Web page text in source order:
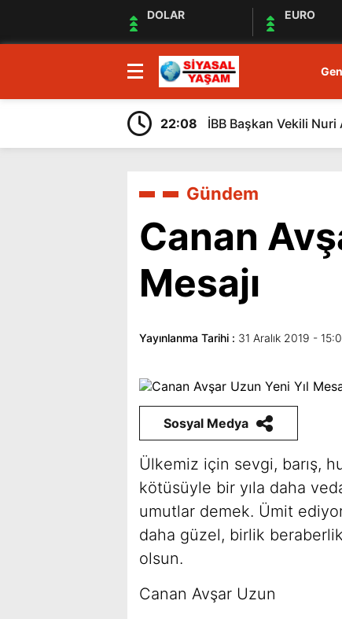
DOLAR EURO
22:08 İBB Başkan Vekili
Gündem
Canan
Mesajı
Yayınlanma Tarihi : 31 Aralık 2019 -
Sosyal Medya
Ülkemiz için sevgi, barış,
kötüsüyle bir yıla daha
umutlar demek. Ümit
daha güzel, birlik
olsun.
Canan Avşar Uzun